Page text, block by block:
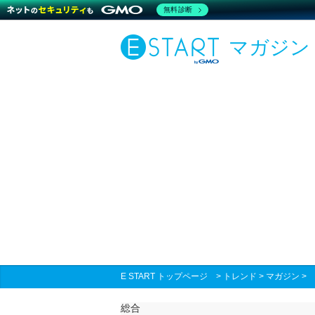
マガジン
E START トップページ > トレンド > マガジン >
総合
無料診断